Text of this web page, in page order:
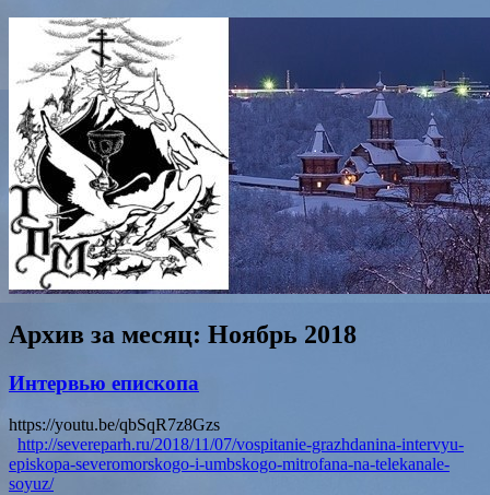
Архив за месяц: Ноябрь 2018
Интервью епископа
https://youtu.be/qbSqR7z8Gzs
http://severeparh.ru/2018/11/07/vospitanie-grazhdanina-intervyu-
episkopa-severomorskogo-i-umbskogo-mitrofana-na-telekanale-
soyuz/